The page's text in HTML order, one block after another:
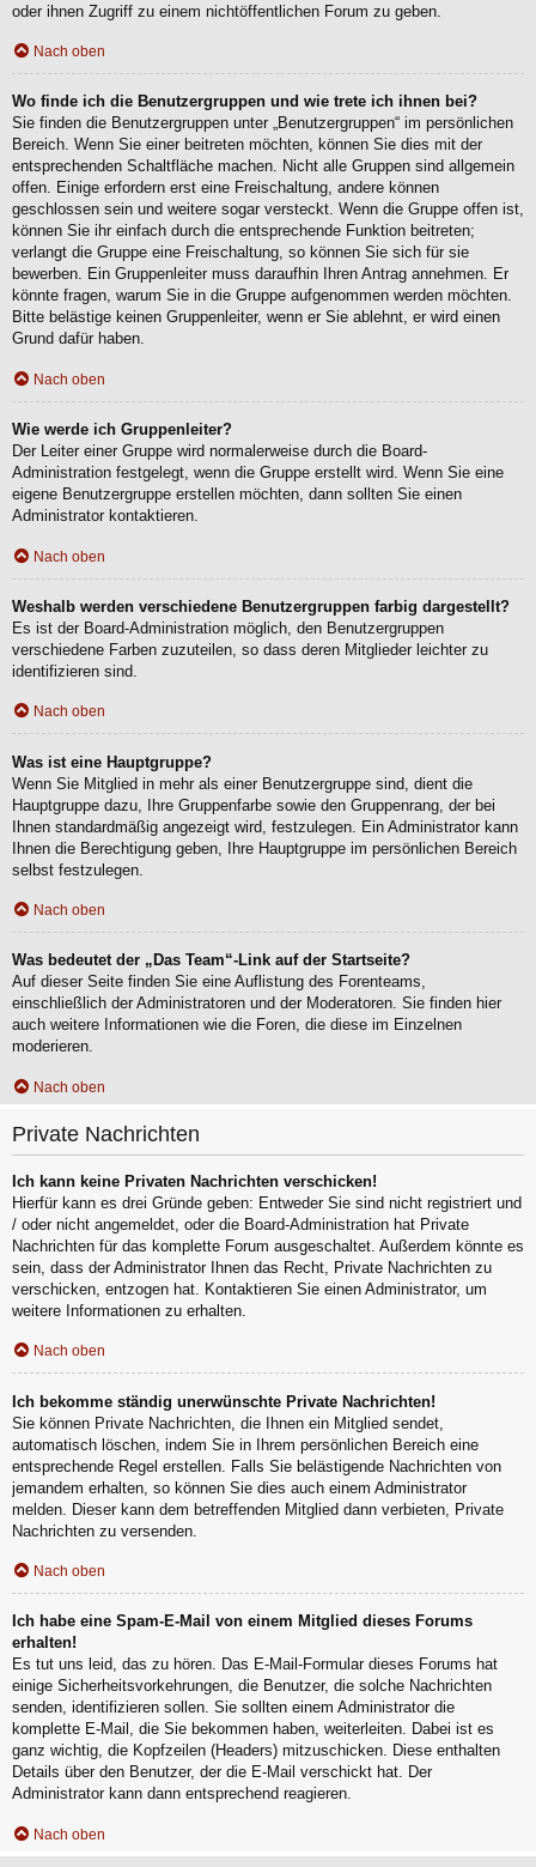
oder ihnen Zugriff zu einem nichtöffentlichen Forum zu geben.
Nach oben
Wo finde ich die Benutzergruppen und wie trete ich ihnen bei?
Sie finden die Benutzergruppen unter „Benutzergruppen“ im persönlichen
Bereich. Wenn Sie einer beitreten möchten, können Sie dies mit der
entsprechenden Schaltfläche machen. Nicht alle Gruppen sind allgemein
offen. Einige erfordern erst eine Freischaltung, andere können
geschlossen sein und weitere sogar versteckt. Wenn die Gruppe offen ist,
können Sie ihr einfach durch die entsprechende Funktion beitreten;
verlangt die Gruppe eine Freischaltung, so können Sie sich für sie
bewerben. Ein Gruppenleiter muss daraufhin Ihren Antrag annehmen. Er
könnte fragen, warum Sie in die Gruppe aufgenommen werden möchten.
Bitte belästige keinen Gruppenleiter, wenn er Sie ablehnt, er wird einen
Grund dafür haben.
Nach oben
Wie werde ich Gruppenleiter?
Der Leiter einer Gruppe wird normalerweise durch die Board-
Administration festgelegt, wenn die Gruppe erstellt wird. Wenn Sie eine
eigene Benutzergruppe erstellen möchten, dann sollten Sie einen
Administrator kontaktieren.
Nach oben
Weshalb werden verschiedene Benutzergruppen farbig dargestellt?
Es ist der Board-Administration möglich, den Benutzergruppen
verschiedene Farben zuzuteilen, so dass deren Mitglieder leichter zu
identifizieren sind.
Nach oben
Was ist eine Hauptgruppe?
Wenn Sie Mitglied in mehr als einer Benutzergruppe sind, dient die
Hauptgruppe dazu, Ihre Gruppenfarbe sowie den Gruppenrang, der bei
Ihnen standardmäßig angezeigt wird, festzulegen. Ein Administrator kann
Ihnen die Berechtigung geben, Ihre Hauptgruppe im persönlichen Bereich
selbst festzulegen.
Nach oben
Was bedeutet der „Das Team“-Link auf der Startseite?
Auf dieser Seite finden Sie eine Auflistung des Forenteams,
einschließlich der Administratoren und der Moderatoren. Sie finden hier
auch weitere Informationen wie die Foren, die diese im Einzelnen
moderieren.
Nach oben
Private Nachrichten
Ich kann keine Privaten Nachrichten verschicken!
Hierfür kann es drei Gründe geben: Entweder Sie sind nicht registriert und
/ oder nicht angemeldet, oder die Board-Administration hat Private
Nachrichten für das komplette Forum ausgeschaltet. Außerdem könnte es
sein, dass der Administrator Ihnen das Recht, Private Nachrichten zu
verschicken, entzogen hat. Kontaktieren Sie einen Administrator, um
weitere Informationen zu erhalten.
Nach oben
Ich bekomme ständig unerwünschte Private Nachrichten!
Sie können Private Nachrichten, die Ihnen ein Mitglied sendet,
automatisch löschen, indem Sie in Ihrem persönlichen Bereich eine
entsprechende Regel erstellen. Falls Sie belästigende Nachrichten von
jemandem erhalten, so können Sie dies auch einem Administrator
melden. Dieser kann dem betreffenden Mitglied dann verbieten, Private
Nachrichten zu versenden.
Nach oben
Ich habe eine Spam-E-Mail von einem Mitglied dieses Forums
erhalten!
Es tut uns leid, das zu hören. Das E-Mail-Formular dieses Forums hat
einige Sicherheitsvorkehrungen, die Benutzer, die solche Nachrichten
senden, identifizieren sollen. Sie sollten einem Administrator die
komplette E-Mail, die Sie bekommen haben, weiterleiten. Dabei ist es
ganz wichtig, die Kopfzeilen (Headers) mitzuschicken. Diese enthalten
Details über den Benutzer, der die E-Mail verschickt hat. Der
Administrator kann dann entsprechend reagieren.
Nach oben